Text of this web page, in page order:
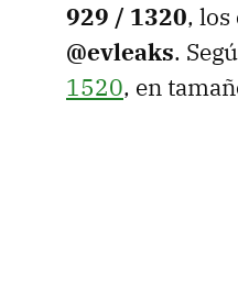
929 / 1320,
@evleaks.
1520, en